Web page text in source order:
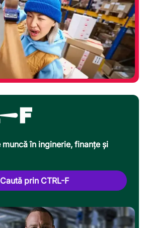
în inginerie, finanțe și
Caută prin CTRL-F